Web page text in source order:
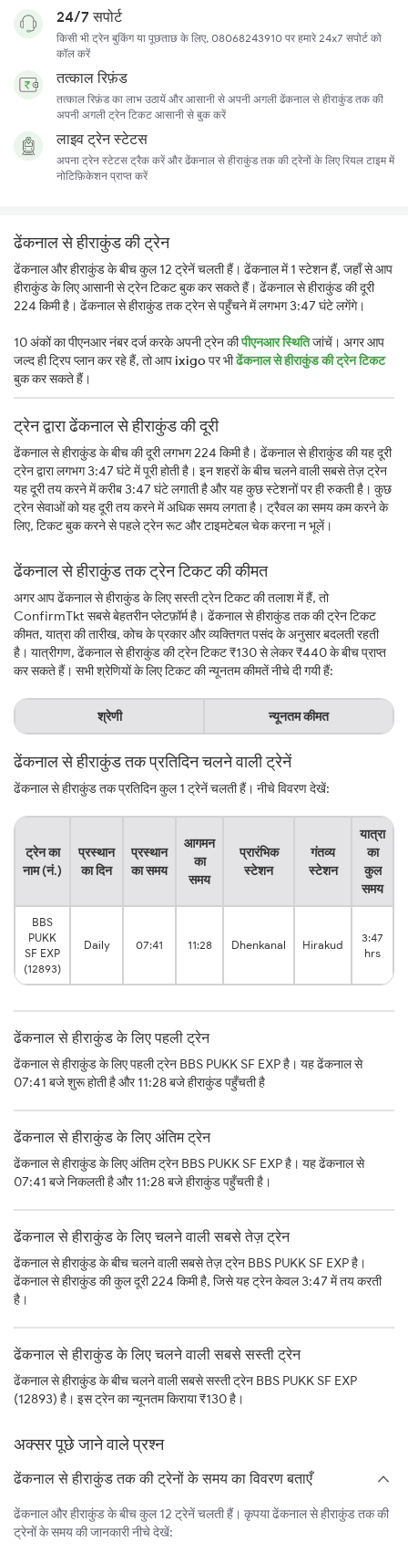
24/7 सपोर्ट
किसी भी ट्रेन बुकिंग या पूछताछ के लिए, 08068243910 पर हमारे 24x7 सपोर्ट को
कॉल करें
तत्काल रिफ़ंड
तत्काल रिफ़ंड का लाभ उठायें और आसानी से अपनी अगली ढेंकनाल से हीराकुंड तक की
अपनी अगली ट्रेन टिकट आसानी से बुक करें
लाइव ट्रेन स्टेटस
अपना ट्रेन स्टेटस ट्रैक करें और ढेंकनाल से हीराकुंड तक की ट्रेनों के लिए रियल टाइम में
नोटिफ़िकेशन प्राप्त करें
ढेंकनाल से हीराकुंड की ट्रेन
ढेंकनाल और हीराकुंड के बीच कुल 12 ट्रेनें चलती हैं। ढेंकनाल में 1 स्टेशन हैं, जहाँ से आप
हीराकुंड के लिए आसानी से ट्रेन टिकट बुक कर सकते हैं। ढेंकनाल से हीराकुंड की दूरी
224 किमी है। ढेंकनाल से हीराकुंड तक ट्रेन से पहुँचने में लगभग 3:47 घंटे लगेंगे।
10 अंकों का पीएनआर नंबर दर्ज करके अपनी ट्रेन कीपीएनआर स्थितिजांचें। अगर आप
जल्द ही ट्रिप प्लान कर रहे हैं, तो आपixigoपर भीढेंकनाल से हीराकुंड की ट्रेन टिकट
बुक कर सकते हैं।
ट्रेन द्वारा ढेंकनाल से हीराकुंड की दूरी
ढेंकनाल से हीराकुंड के बीच की दूरी लगभग 224 किमी है। ढेंकनाल से हीराकुंड की यह दूरी
ट्रेन द्वारा लगभग 3:47 घंटे में पूरी होती है। इन शहरों के बीच चलने वाली सबसे तेज़ ट्रेन
यह दूरी तय करने में करीब 3:47 घंटे लगाती है और यह कुछ स्टेशनों पर ही रुकती है। कुछ
ट्रेन सेवाओं को यह दूरी तय करने में अधिक समय लगता है। ट्रैवल का समय कम करने के
लिए, टिकट बुक करने से पहले ट्रेन रूट और टाइमटेबल चेक करना न भूलें।
ढेंकनाल से हीराकुंड तक ट्रेन टिकट की कीमत
अगर आप ढेंकनाल से हीराकुंड के लिए सस्ती ट्रेन टिकट की तलाश में हैं, तो
ConfirmTkt सबसे बेहतरीन प्लेटफ़ॉर्म है। ढेंकनाल से हीराकुंड तक की ट्रेन टिकट
कीमत, यात्रा की तारीख, कोच के प्रकार और व्यक्तिगत पसंद के अनुसार बदलती रहती
है। यात्रीगण, ढेंकनाल से हीराकुंड की ट्रेन टिकट ₹130 से लेकर ₹440 के बीच प्राप्त
कर सकते हैं। सभी श्रेणियों के लिए टिकट की न्यूनतम कीमतें नीचे दी गयी हैं:
श्रेणी न्यूनतम कीमत
ढेंकनाल से हीराकुंड तक प्रतिदिन चलने वाली ट्रेनें
ढेंकनाल से हीराकुंड तक प्रतिदिन कुल 1 ट्रेनें चलती हैं। नीचे विवरण देखें:
ट्रेन का
नाम (नं.)
प्रस्थान
का दिन
प्रस्थान
का समय
आगमन
का
समय
प्रारंभिक
स्टेशन
गंतव्य
स्टेशन
यात्रा
का
कुल
समय
BBS
PUKK
SF EXP
(12893)
Daily 07:41 11:28 Dhenkanal Hirakud
3:47
hrs
ढेंकनाल से हीराकुंड के लिए पहली ट्रेन
ढेंकनाल से हीराकुंड के लिए पहली ट्रेन BBS PUKK SF EXP है। यह ढेंकनाल से
07:41 बजे शुरू होती है और 11:28 बजे हीराकुंड पहुँचती है
ढेंकनाल से हीराकुंड के लिए अंतिम ट्रेन
ढेंकनाल से हीराकुंड के लिए अंतिम ट्रेन BBS PUKK SF EXP है। यह ढेंकनाल से
07:41 बजे निकलती है और 11:28 बजे हीराकुंड पहुँचती है।
ढेंकनाल से हीराकुंड के लिए चलने वाली सबसे तेज़ ट्रेन
ढेंकनाल से हीराकुंड के बीच चलने वाली सबसे तेज़ ट्रेन BBS PUKK SF EXP है।
ढेंकनाल से हीराकुंड की कुल दूरी 224 किमी है, जिसे यह ट्रेन केवल 3:47 में तय करती
है।
ढेंकनाल से हीराकुंड के लिए चलने वाली सबसे सस्ती ट्रेन
ढेंकनाल से हीराकुंड के बीच चलने वाली सबसे सस्ती ट्रेन BBS PUKK SF EXP
(12893) है। इस ट्रेन का न्यूनतम किराया ₹130 है।
अक्सर पूछे जाने वाले प्रश्न
ढेंकनाल से हीराकुंड तक की ट्रेनों के समय का विवरण बताएँ
ढेंकनाल और हीराकुंड के बीच कुल 12 ट्रेनें चलती हैं। कृपया ढेंकनाल से हीराकुंड तक की
ट्रेनों के समय की जानकारी नीचे देखें: